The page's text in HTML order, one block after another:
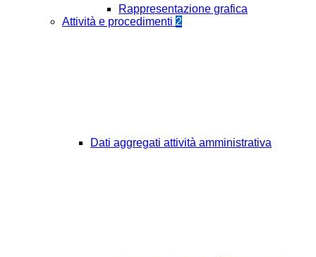
Rappresentazione grafica
Attività e procedimenti 2
Dati aggregati attività amministrativa